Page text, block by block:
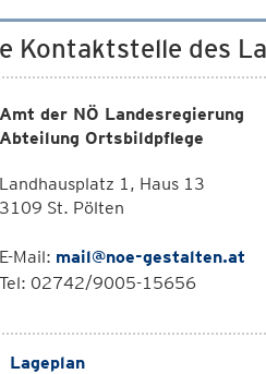
Kontaktstelle des
Amt der NÖ Landesregierung
Abteilung Ortsbildpflege
Landhausplatz 1, Haus 13
3109 St. Pölten
E-Mail: mail@noe-gestalten.at
Tel: 02742/9005-15656
Lageplan